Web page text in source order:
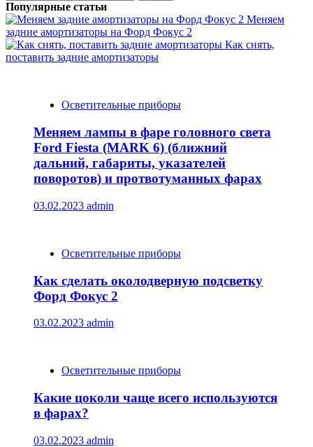
Популярные статьи
Меняем
задние амортизаторы на Форд Фокус 2
Как снять,
поставить задние амортизаторы
Осветительные приборы
Меняем лампы в фаре головного света
Ford Fiesta (MARK 6) (ближний
дальний, габариты, указателей
поворотов) и протвотуманных фарах
03.02.2023 admin
Осветительные приборы
Как сделать околодверную подсветку
Форд Фокус 2
03.02.2023 admin
Осветительные приборы
Какие цоколи чаще всего используются
в фарах?
03.02.2023 admin